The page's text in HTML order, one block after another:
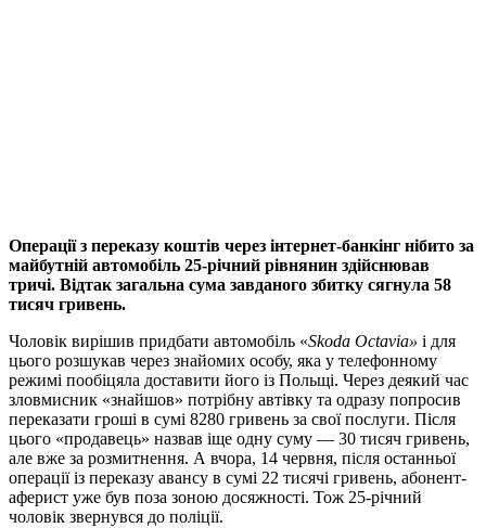
Операції з переказу коштів через інтернет-банкінг нібито за
майбутній автомобіль 25-річний рівнянин здійснював
тричі. Відтак загальна сума завданого збитку сягнула 58
тисяч гривень.
Чоловік вирішив придбати автомобіль «Skoda Octavia» і для
цього розшукав через знайомих особу, яка у телефонному
режимі пообіцяла доставити його із Польщі. Через деякий час
зловмисник «знайшов» потрібну автівку та одразу попросив
переказати гроші в сумі 8280 гривень за свої послуги. Після
цього «продавець» назвав іще одну суму — 30 тисяч гривень,
але вже за розмитнення. А вчора, 14 червня, після останньої
операції із переказу авансу в сумі 22 тисячі гривень, абонент-
аферист уже був поза зоною досяжності. Тож 25-річний
чоловік звернувся до поліції.